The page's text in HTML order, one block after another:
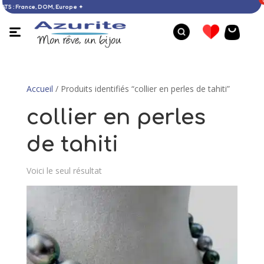
: France, DOM, Europe ✦
Accueil / Produits identifiés “collier en perles de tahiti”
collier en perles
de tahiti
Voici le seul résultat
Bague larimar